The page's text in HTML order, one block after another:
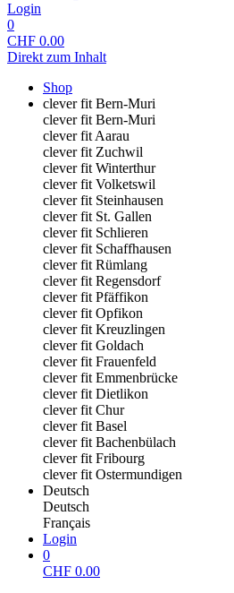
Login
0
CHF 0.00
Direkt zum Inhalt
Shop
clever fit Bern-Muri
clever fit Bern-Muri
clever fit Aarau
clever fit Zuchwil
clever fit Winterthur
clever fit Volketswil
clever fit Steinhausen
clever fit St. Gallen
clever fit Schlieren
clever fit Schaffhausen
clever fit Rümlang
clever fit Regensdorf
clever fit Pfäffikon
clever fit Opfikon
clever fit Kreuzlingen
clever fit Goldach
clever fit Frauenfeld
clever fit Emmenbrücke
clever fit Dietlikon
clever fit Chur
clever fit Basel
clever fit Bachenbülach
clever fit Fribourg
clever fit Ostermundigen
Deutsch
Deutsch
Français
Login
0
CHF 0.00